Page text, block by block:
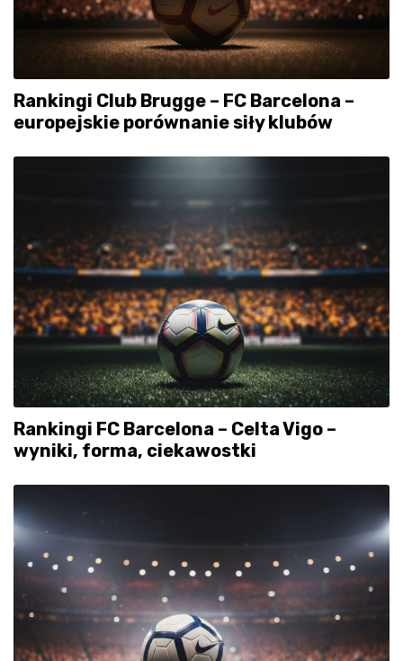
Rankingi Club Brugge – FC Barcelona –
europejskie porównanie siły klubów
Rankingi FC Barcelona – Celta Vigo –
wyniki, forma, ciekawostki